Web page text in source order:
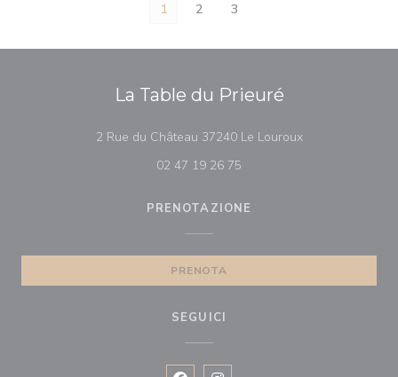
1 2 3
La Table du Prieuré
2 Rue du Château 37240 Le Louroux((apre una
02 47 19 26 75
PRENOTAZIONE
PRENOTA
SEGUICI